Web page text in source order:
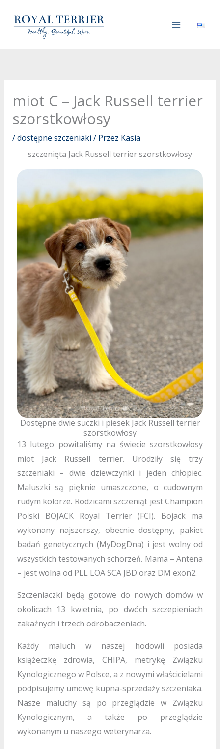
miot C – Jack Russell terrier
szorstkowłosy
/dostępne szczeniaki / Przez Kasia
szczenięta Jack Russell terrier szorstkowłosy
Dostępne dwie suczki i piesek Jack Russell terrier
szorstkowłosy
13 lutego powitaliśmy na świecie szorstkowłosy
miot Jack Russell terrier. Urodziły się trzy
szczeniaki – dwie dziewczynki i jeden chłopiec.
Maluszki są pięknie umaszczone, o cudownym
rudym kolorze. Rodzicami szczeniąt jest Champion
Polski BOJACK Royal Terrier (FCI). Bojack ma
wykonany najszerszy, obecnie dostępny, pakiet
badań genetycznych (MyDogDna) i jest wolny od
wszystkich testowanych schorzeń. Mama – Antena
– jest wolna od PLL LOA SCA JBD oraz DM exon2.
Szczeniaczki będą gotowe do nowych domów w
okolicach 13 kwietnia, po dwóch szczepieniach
zakaźnych i trzech odrobaczeniach.
Każdy maluch w naszej hodowli posiada
książeczkę zdrowia, CHIPA, metrykę Związku
Kynologicznego w Polsce, a z nowymi właścicielami
podpisujemy umowę kupna-sprzedaży szczeniaka.
Nasze maluchy są po przeglądzie w Związku
Kynologicznym, a także po przeglądzie
wykonanym u naszego weterynarza.